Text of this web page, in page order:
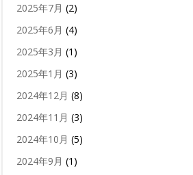
2025年7月 (2)
2025年6月 (4)
2025年3月 (1)
2025年1月 (3)
2024年12月 (8)
2024年11月 (3)
2024年10月 (5)
2024年9月 (1)